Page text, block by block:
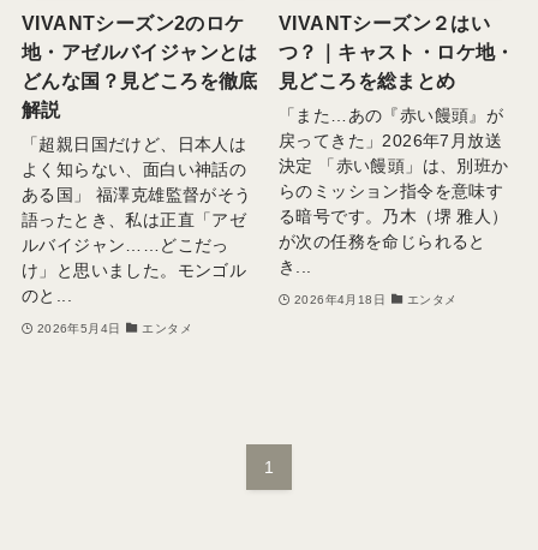
VIVANTシーズン2のロケ
地・アゼルバイジャンとは
どんな国？見どころを徹底
解説
「超親日国だけど、日本人は
よく知らない、面白い神話の
ある国」 福澤克雄監督がそう
語ったとき、私は正直「アゼ
ルバイジャン……どこだっ
け」と思いました。モンゴル
のと...
2026年5月4日 エンタメ
VIVANTシーズン２はい
つ？｜キャスト・ロケ地・
見どころを総まとめ
「また…あの『赤い饅頭』が
戻ってきた」2026年7月放送
決定 「赤い饅頭」は、別班か
らのミッション指令を意味す
る暗号です。乃木（堺 雅人）
が次の任務を命じられると
き...
2026年4月18日 エンタメ
1